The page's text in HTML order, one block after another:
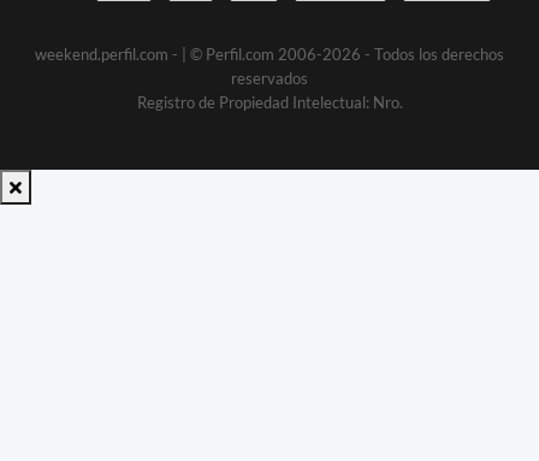
weekend.perfil.com -
| © Perfil.com 2006-2026 - Todos los derechos
reservados
Registro de Propiedad Intelectual: Nro.